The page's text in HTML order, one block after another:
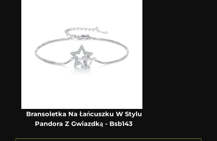
Bransoletka Na Łańcuszku W Stylu
Pandora Z Gwiazdką - Bsb143